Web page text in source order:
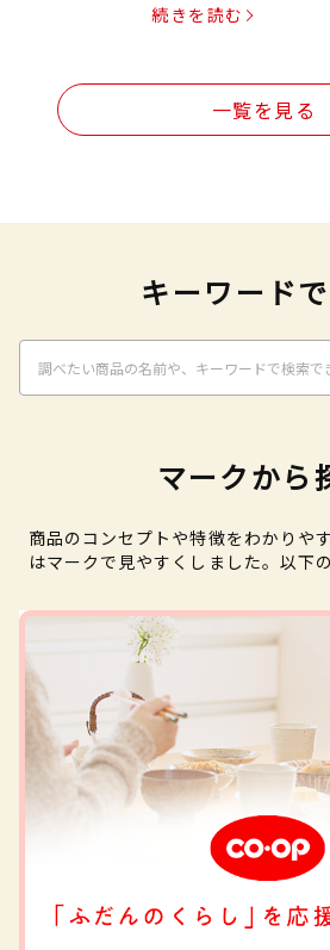
続きを読む
一覧を見る
キーワード
マークから
商品のコンセプトや特徴をわかりや
はマークで見やすくしました。以下